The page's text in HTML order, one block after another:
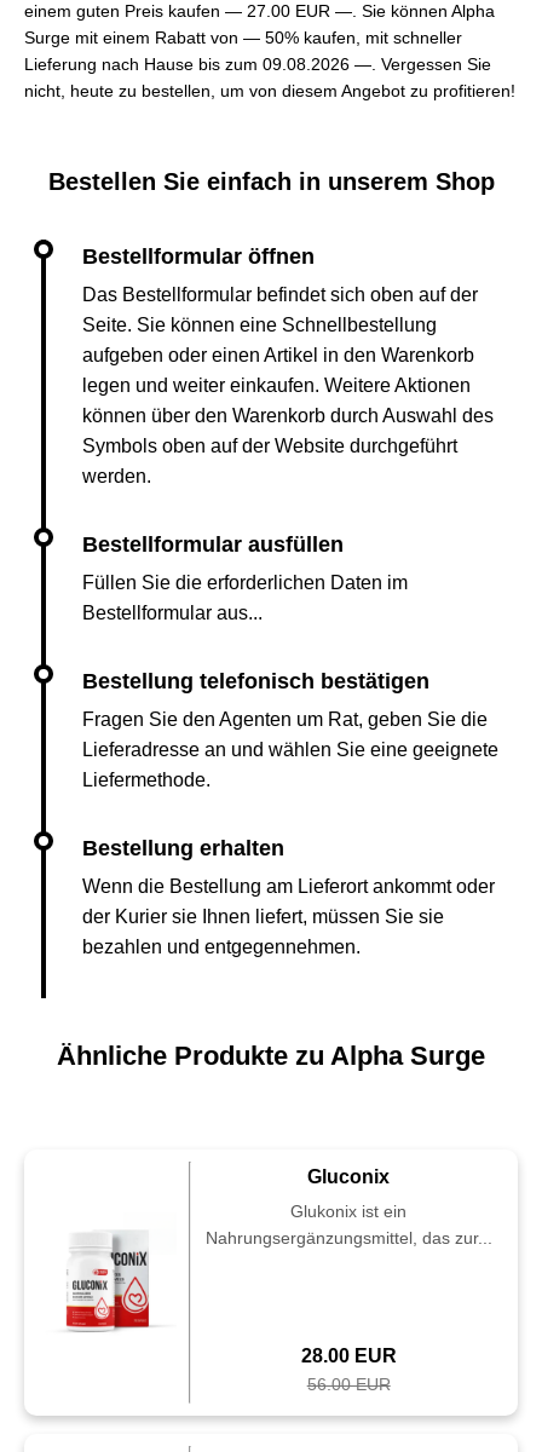
einem guten Preis kaufen — 27.00 EUR — . Sie können Alpha
Surge mit einem Rabatt von — 50% kaufen, mit schneller
Lieferung nach Hause bis zum 09.08.2026 —. Vergessen Sie
nicht, heute zu bestellen, um von diesem Angebot zu profitieren!
Bestellen Sie einfach in unserem Shop
Das Bestellformular befindet sich oben auf der
Seite. Sie können eine Schnellbestellung
aufgeben oder einen Artikel in den Warenkorb
legen und weiter einkaufen. Weitere Aktionen
können über den Warenkorb durch Auswahl des
Symbols oben auf der Website durchgeführt
werden.
Füllen Sie die erforderlichen Daten im
Bestellformular aus...
Fragen Sie den Agenten um Rat, geben Sie die
Lieferadresse an und wählen Sie eine geeignete
Liefermethode.
Wenn die Bestellung am Lieferort ankommt oder
der Kurier sie Ihnen liefert, müssen Sie sie
bezahlen und entgegennehmen.
Ähnliche Produkte zu Alpha Surge
Gluconix
Glukonix ist ein
Nahrungsergänzungsmittel, das zur...
28.00 EUR
56.00 EUR